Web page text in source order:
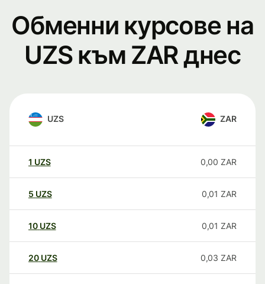
Обменни курсове на
UZS към ZAR днес
UZS ZAR
1 UZS 0,00 ZAR
5 UZS 0,01 ZAR
10 UZS 0,01 ZAR
20 UZS 0,03 ZAR